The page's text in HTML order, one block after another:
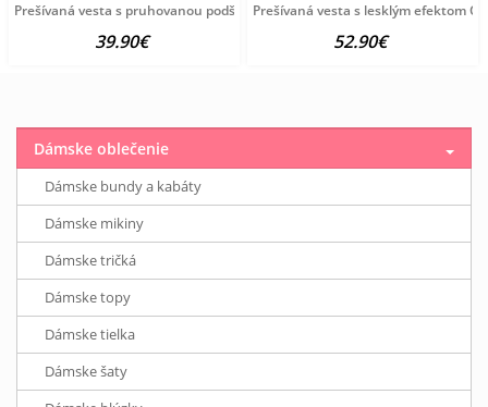
Prešívaná vesta s pruhovanou podšívkou Sheego, červená
39.90€
Prešívaná vesta s lesklým efektom
52.90€
Dámske oblečenie
Dámske bundy a kabáty
Dámske mikiny
Dámske tričká
Dámske topy
Dámske tielka
Dámske šaty